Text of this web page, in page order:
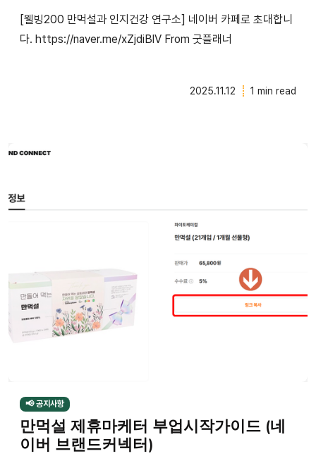
[웰빙200 만먹설과 인지건강 연구소] 네이버 카페로 초대합니
다. https://naver.me/xZjdiBlV From 굿플래너
2025.11.12 1 min read
📢 공지사항
만먹설 제휴마케터 부업시작가이드 (네
이버 브랜드커넥터)